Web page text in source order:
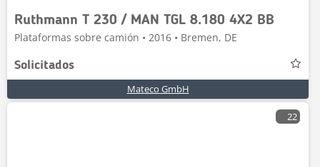
Ruthmann T 230 / MAN TGL 8.180 4X2 BB
Plataformas sobre camión • 2016 • Bremen, DE
Solicitados
Mateco GmbH
22